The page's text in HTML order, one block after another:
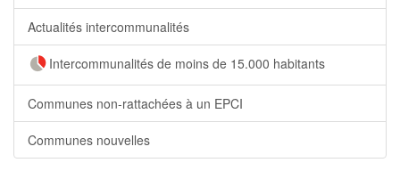
Actualités intercommunalités
Intercommunalités de moins de 15.000 habitants
Communes non-rattachées à un EPCI
Communes nouvelles